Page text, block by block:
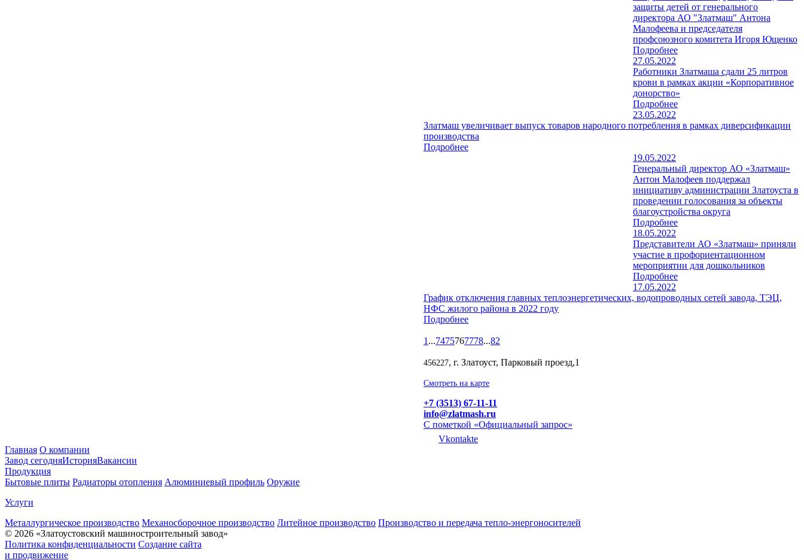
защиты детей от генерального
директора АО "Златмаш" Антона
Малофеева и председателя
профсоюзного комитета Игоря Ющенко
Подробнее
27.05.2022
Работники Златмаша сдали 25 литров
крови в рамках акции «Корпоративное
донорство»
Подробнее
23.05.2022
Златмаш увеличивает выпуск товаров народного потребления в рамках диверсификации
производства
Подробнее
19.05.2022
Генеральный директор АО «Златмаш»
Антон Малофеев поддержал
инициативу администрации Златоуста в
проведении голосования за объекты
благоустройства округа
Подробнее
18.05.2022
Представители АО «Златмаш» приняли
участие в профориентационном
мероприятии для дошкольников
Подробнее
17.05.2022
График отключения главных теплоэнергетических, водопроводных сетей завода, ТЭЦ,
НФС жилого района в 2022 году
Подробнее
1 ...7475767778...82
456227, г. Златоуст, Парковый проезд,1
Смотреть на карте
+7 (3513) 67-11-11
info@zlatmash.ru
С пометкой «Официальный запрос»
Vkontakte
Главная О компании
Завод сегодняИсторияВакансии
Продукция
Бытовые плиты Радиаторы отопления Алюминиевый профиль Оружие
Услуги
Металлургическое производство Механосборочное производство Литейное производство Производство и передача тепло-энергоносителей
© 2026 «Златоустовский машиностроительный завод»
Политика конфиденциальности Создание сайта
и продвижение